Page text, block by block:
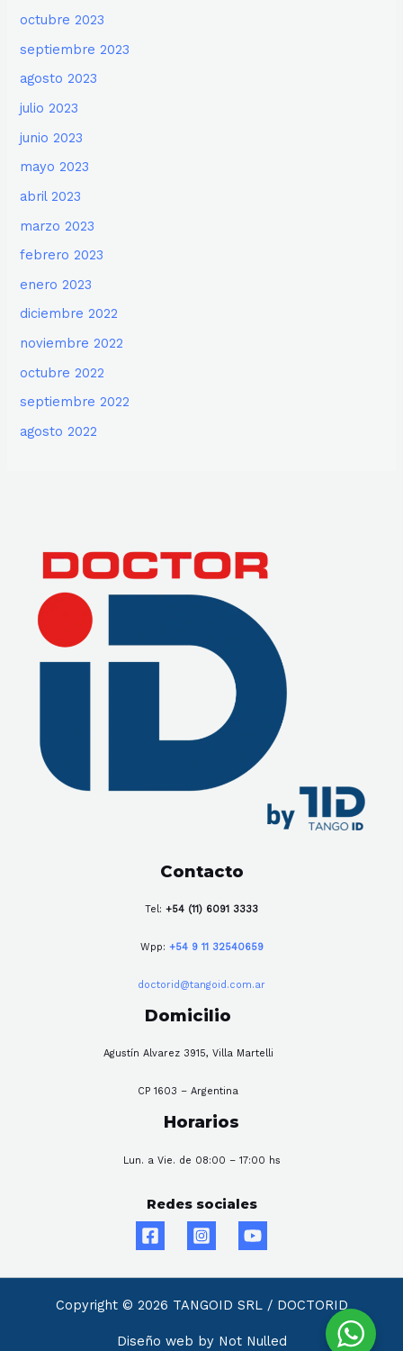
octubre 2023
septiembre 2023
agosto 2023
julio 2023
junio 2023
mayo 2023
abril 2023
marzo 2023
febrero 2023
enero 2023
diciembre 2022
noviembre 2022
octubre 2022
septiembre 2022
agosto 2022
Contacto
Tel: +54 (11) 6091 3333
Wpp: +54 9 11 32540659
doctorid@tangoid.com.ar
Domicilio
Agustín Alvarez 3915, Villa Martelli
CP 1603 – Argentina
Horarios
Lun. a Vie. de 08:00 – 17:00 hs
Redes sociales
Copyright © 2026 TANGOID SRL / DOCTORID
Diseño web by Not Nulled